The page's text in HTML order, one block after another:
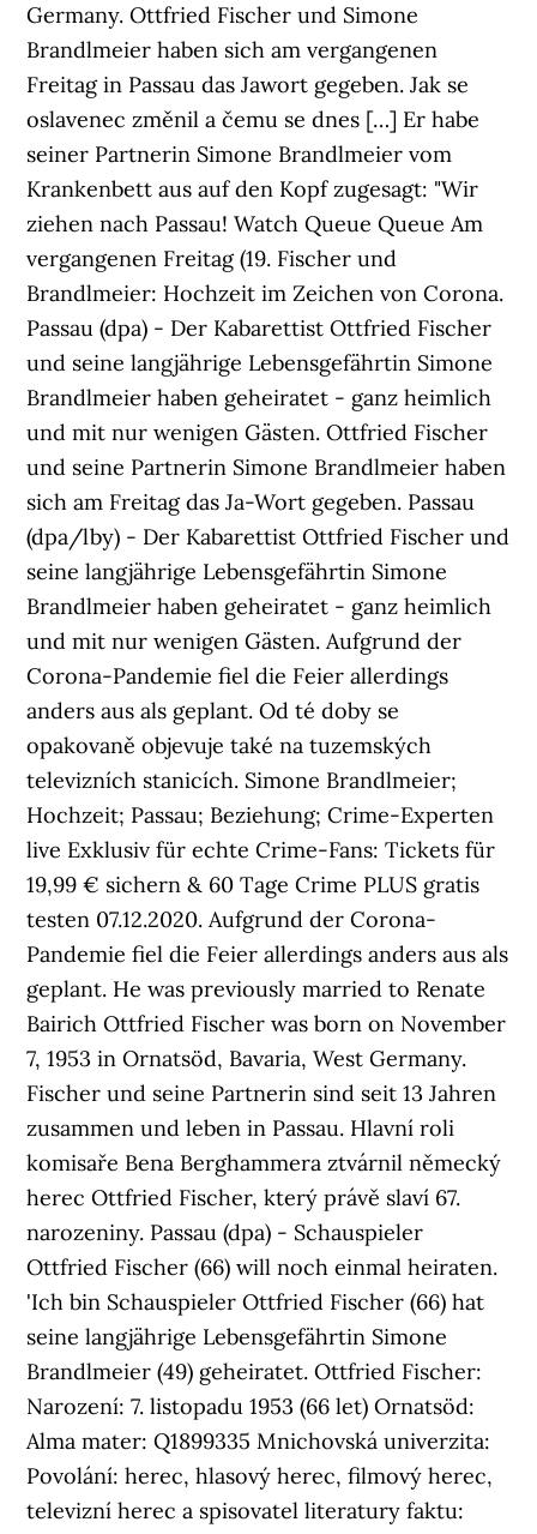
Germany. Ottfried Fischer und Simone
Brandlmeier haben sich am vergangenen
Freitag in Passau das Jawort gegeben. Jak se
oslavenec změnil a čemu se dnes […] Er habe
seiner Partnerin Simone Brandlmeier vom
Krankenbett aus auf den Kopf zugesagt: "Wir
ziehen nach Passau! Watch Queue Queue Am
vergangenen Freitag (19. Fischer und
Brandlmeier: Hochzeit im Zeichen von Corona.
Passau (dpa) - Der Kabarettist Ottfried Fischer
und seine langjährige Lebensgefährtin Simone
Brandlmeier haben geheiratet - ganz heimlich
und mit nur wenigen Gästen. Ottfried Fischer
und seine Partnerin Simone Brandlmeier haben
sich am Freitag das Ja-Wort gegeben. Passau
(dpa/lby) - Der Kabarettist Ottfried Fischer und
seine langjährige Lebensgefährtin Simone
Brandlmeier haben geheiratet - ganz heimlich
und mit nur wenigen Gästen. Aufgrund der
Corona-Pandemie fiel die Feier allerdings
anders aus als geplant. Od té doby se
opakovaně objevuje také na tuzemských
televizních stanicích. Simone Brandlmeier;
Hochzeit; Passau; Beziehung; Crime-Experten
live Exklusiv für echte Crime-Fans: Tickets für
19,99 € sichern & 60 Tage Crime PLUS gratis
testen 07.12.2020. Aufgrund der Corona-
Pandemie fiel die Feier allerdings anders aus als
geplant. He was previously married to Renate
Bairich Ottfried Fischer was born on November
7, 1953 in Ornatsöd, Bavaria, West Germany.
Fischer und seine Partnerin sind seit 13 Jahren
zusammen und leben in Passau. Hlavní roli
komisaře Bena Berghammera ztvárnil německý
herec Ottfried Fischer, který právě slaví 67.
narozeniny. Passau (dpa) - Schauspieler
Ottfried Fischer (66) will noch einmal heiraten.
'Ich bin Schauspieler Ottfried Fischer (66) hat
seine langjährige Lebensgefährtin Simone
Brandlmeier (49) geheiratet. Ottfried Fischer:
Narození: 7. listopadu 1953 (66 let) Ornatsöd:
Alma mater: Q1899335 Mnichovská univerzita:
Povolání: herec, hlasový herec, filmový herec,
televizní herec a spisovatel literatury faktu: